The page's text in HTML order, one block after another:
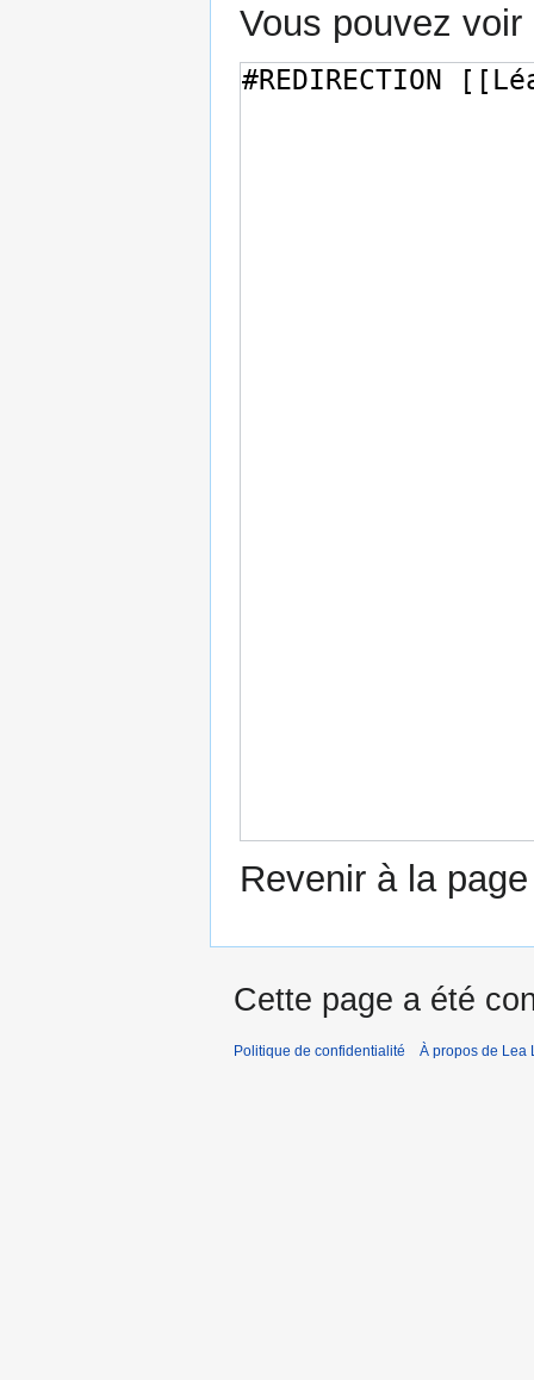
Vous pouvez
Revenir à la
Cette page a été
Politique de confidentialité À propos de Lea